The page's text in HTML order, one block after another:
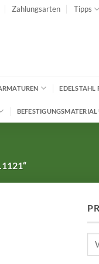
Zahlungsarten Tipps
EDELSTAHL